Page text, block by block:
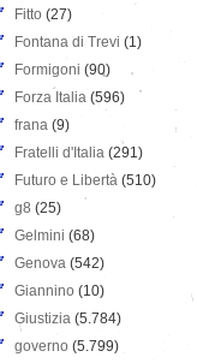
Fitto (27)
Fontana di Trevi (1)
Formigoni (90)
Forza Italia (596)
frana (9)
Fratelli d'Italia (291)
Futuro e Libertà (510)
g8 (25)
Gelmini (68)
Genova (542)
Giannino (10)
Giustizia (5.784)
governo (5.799)